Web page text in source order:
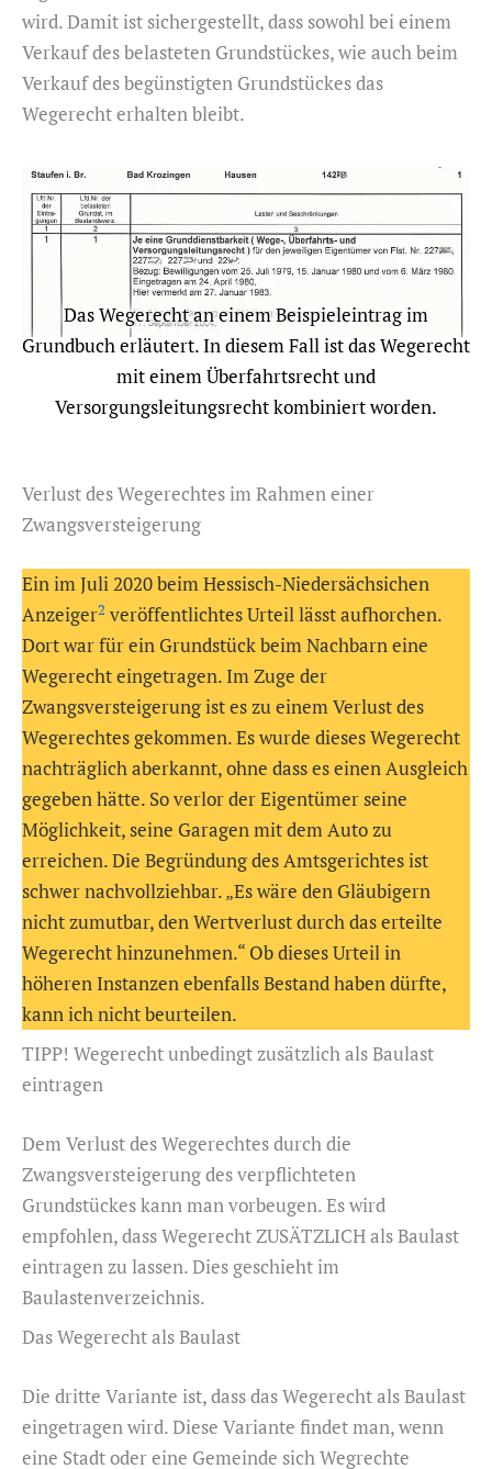
wird. Damit ist sichergestellt, dass sowohl bei einem
Verkauf des belasteten Grundstückes, wie auch beim
Verkauf des begünstigten Grundstückes das
Wegerecht erhalten bleibt.
Das Wegerecht an einem Beispieleintrag im
Grundbuch erläutert. In diesem Fall ist das Wegerecht
mit einem Überfahrtsrecht und
Versorgungsleitungsrecht kombiniert worden.
Verlust des Wegerechtes im Rahmen einer
Zwangsversteigerung
Ein im Juli 2020 beim Hessisch-Niedersächsichen
Anzeiger2 veröffentlichtes Urteil lässt aufhorchen.
Dort war für ein Grundstück beim Nachbarn eine
Wegerecht eingetragen. Im Zuge der
Zwangsversteigerung ist es zu einem Verlust des
Wegerechtes gekommen. Es wurde dieses Wegerecht
nachträglich aberkannt, ohne dass es einen Ausgleich
gegeben hätte. So verlor der Eigentümer seine
Möglichkeit, seine Garagen mit dem Auto zu
erreichen. Die Begründung des Amtsgerichtes ist
schwer nachvollziehbar. „Es wäre den Gläubigern
nicht zumutbar, den Wertverlust durch das erteilte
Wegerecht hinzunehmen.“ Ob dieses Urteil in
höheren Instanzen ebenfalls Bestand haben dürfte,
kann ich nicht beurteilen.
TIPP! Wegerecht unbedingt zusätzlich als Baulast
eintragen
Dem Verlust des Wegerechtes durch die
Zwangsversteigerung des verpflichteten
Grundstückes kann man vorbeugen. Es wird
empfohlen, dass Wegerecht ZUSÄTZLICH als Baulast
eintragen zu lassen. Dies geschieht im
Baulastenverzeichnis.
Das Wegerecht als Baulast
Die dritte Variante ist, dass das Wegerecht als Baulast
eingetragen wird. Diese Variante findet man, wenn
eine Stadt oder eine Gemeinde sich Wegrechte